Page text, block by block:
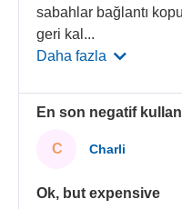
sabahlar bağlantı
geri kal ...
Daha fazla
En son negatif
C Charli
Ok, but expensive